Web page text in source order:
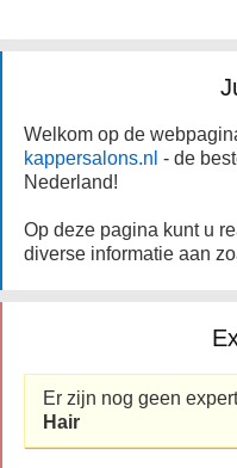
Welkom op de
kappersalons.nl - de
Nederland!
Op deze pagina kunt u
diverse informatie aan
Er zijn nog geen
Hair